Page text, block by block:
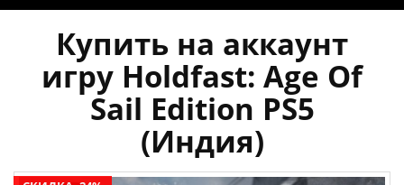
Купить на аккаунт
игру Holdfast: Age Of
Sail Edition PS5
(Индия)